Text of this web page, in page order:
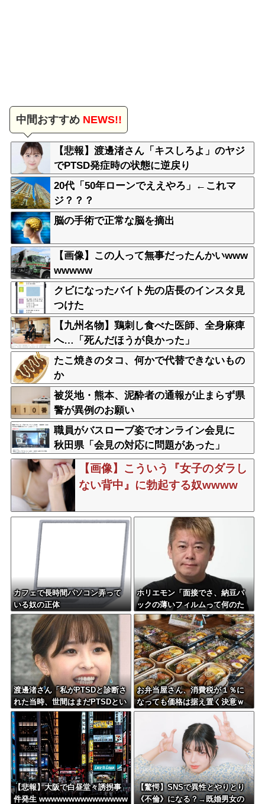
中間おすすめNEWS!!
【悲報】渡邊渚さん「キスしろよ」のヤジ
でPTSD発症時の状態に逆戻り
20代「50年ローンでええやろ」←これマ
ジ？？？
脳の手術で正常な脳を摘出
【画像】この人って無事だったんかいwww
wwwww
クビになったバイト先の店長のインスタ見
つけた
【九州名物】鶏刺し食べた医師、全身麻痺
へ…「死んだほうが良かった」
たこ焼きのタコ、何かで代替できないもの
か
被災地・熊本、泥酔者の通報が止まらず県
警が異例のお願い
職員がバスローブ姿でオンライン会見に
秋田県「会見の対応に問題があった」
【画像】こういう『女子のダラし
ない背中』に勃起する奴wwww
カフェで長時間パソコン弄って
いる奴の正体
ホリエモン「面接でさ、納豆パ
ックの薄いフィルムって何のた
めに入っていの？って聞くわ
け」
渡邊渚さん「私がPTSDと診断さ
れた当時、世間はまだPTSDとい
う言葉は浸透されていませんで
した」
お弁当屋さん、消費税が１％に
なっても価格は据え置く決意ｗ
ｗｗｗｗｗ
【悲報】大阪で白昼堂々誘拐事
件発生 wwwwwwwwwwwwwww
【驚愕】SNSで異性とやりとり
《不倫》になる？→既婚男女の